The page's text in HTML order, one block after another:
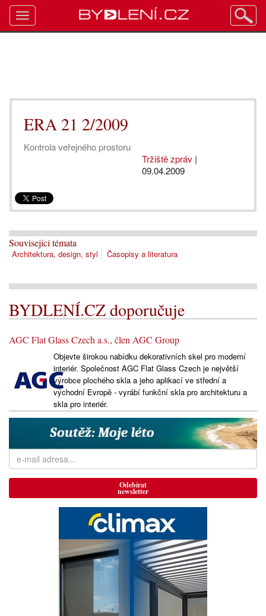
ERA 21 2/2009
Kontrola veřejného prostoru
Tržiště zpráv |
09.04.2009
Související témata
Architektura, design, styl Časopisy a literatura
BYDLENÍ.CZ doporučuje
AGC Flat Glass Czech a.s., člen AGC Group
Objevte širokou nabídku dekorativních skel pro moderní
interiér. Společnost AGC Flat Glass Czech je největší
výrobce plochého skla a jeho aplikací ve střední a
východní Evropě - vyrábí funkční skla pro architekturu a
skla pro interiér.
Odebírat
newsletter
Toggle
navigation